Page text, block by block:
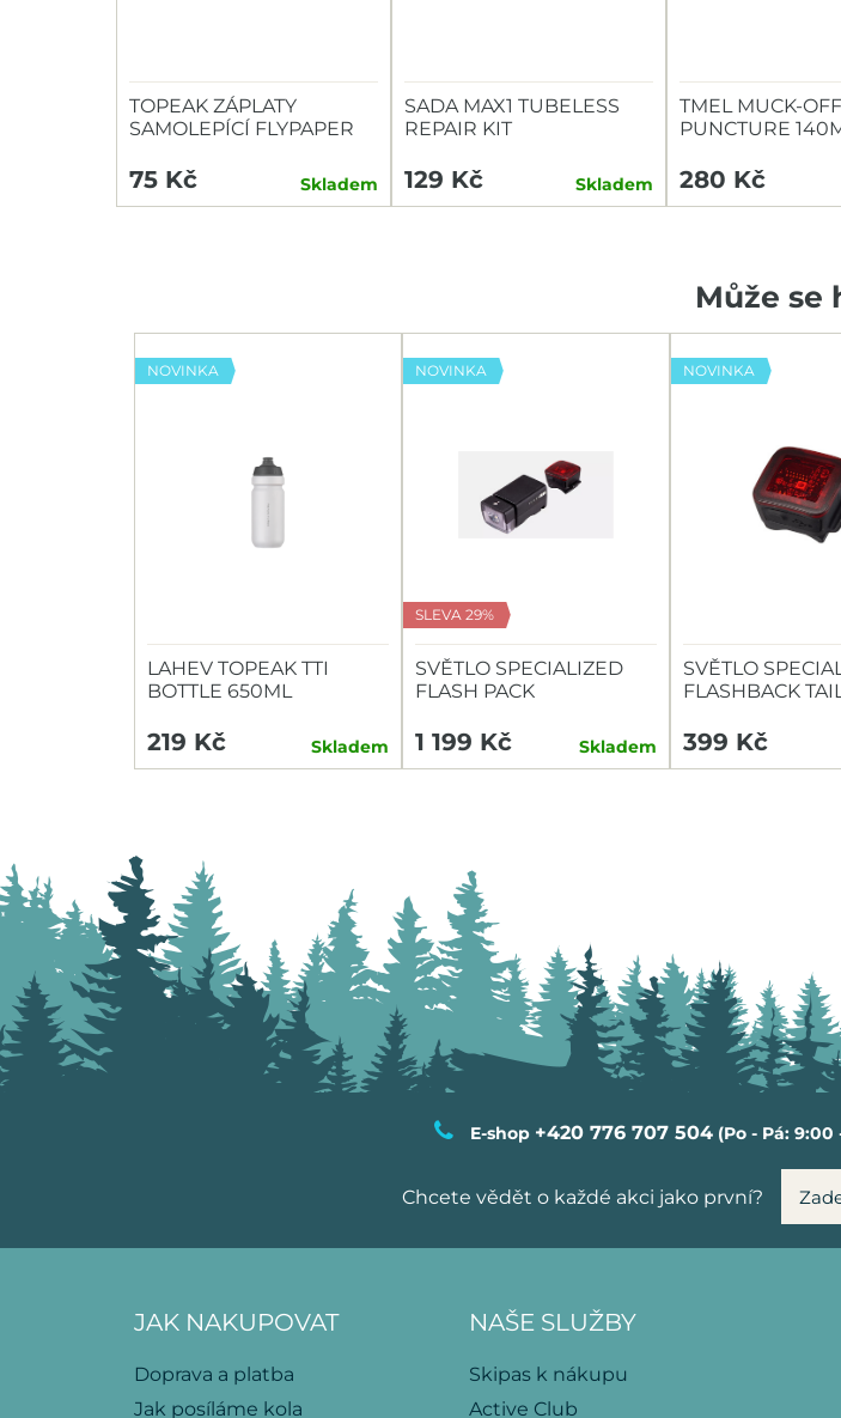
TOPEAK ZÁPLATY
SAMOLEPÍCÍ FLYPAPER
75 Kč Skladem
SADA MAX1 TUBELESS
REPAIR KIT
129 Kč Skladem
TMEL MUCK-
PUNCTURE
280 Kč
Může se
NOVINKA
LAHEV TOPEAK TTI
BOTTLE 650ML
219 Kč Skladem
NOVINKA
SLEVA 29%
SVĚTLO SPECIALIZED
FLASH PACK
1 199 Kč Skladem
NOVINKA
SVĚTLO
FLASHBACK
399 Kč
E-shop +420 776 707 504(Po - Pá: 9:00
Chcete vědět o každé akci jako první?
JAK NAKUPOVAT
Doprava a platba
Jak posíláme kola
NAŠE SLUŽBY
Skipas k nákupu
Active Club